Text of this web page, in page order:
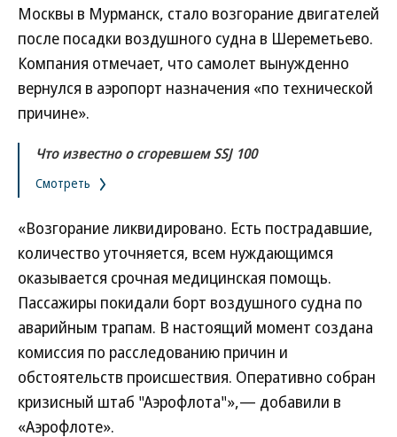
Москвы в Мурманск, стало возгорание двигателей
после посадки воздушного судна в Шереметьево.
Компания отмечает, что самолет вынужденно
вернулся в аэропорт назначения «по технической
причине».
Что известно о сгоревшем SSJ 100
Смотреть
«Возгорание ликвидировано. Есть пострадавшие,
количество уточняется, всем нуждающимся
оказывается срочная медицинская помощь.
Пассажиры покидали борт воздушного судна по
аварийным трапам. В настоящий момент создана
комиссия по расследованию причин и
обстоятельств происшествия. Оперативно собран
кризисный штаб "Аэрофлота"»,— добавили в
«Аэрофлоте».